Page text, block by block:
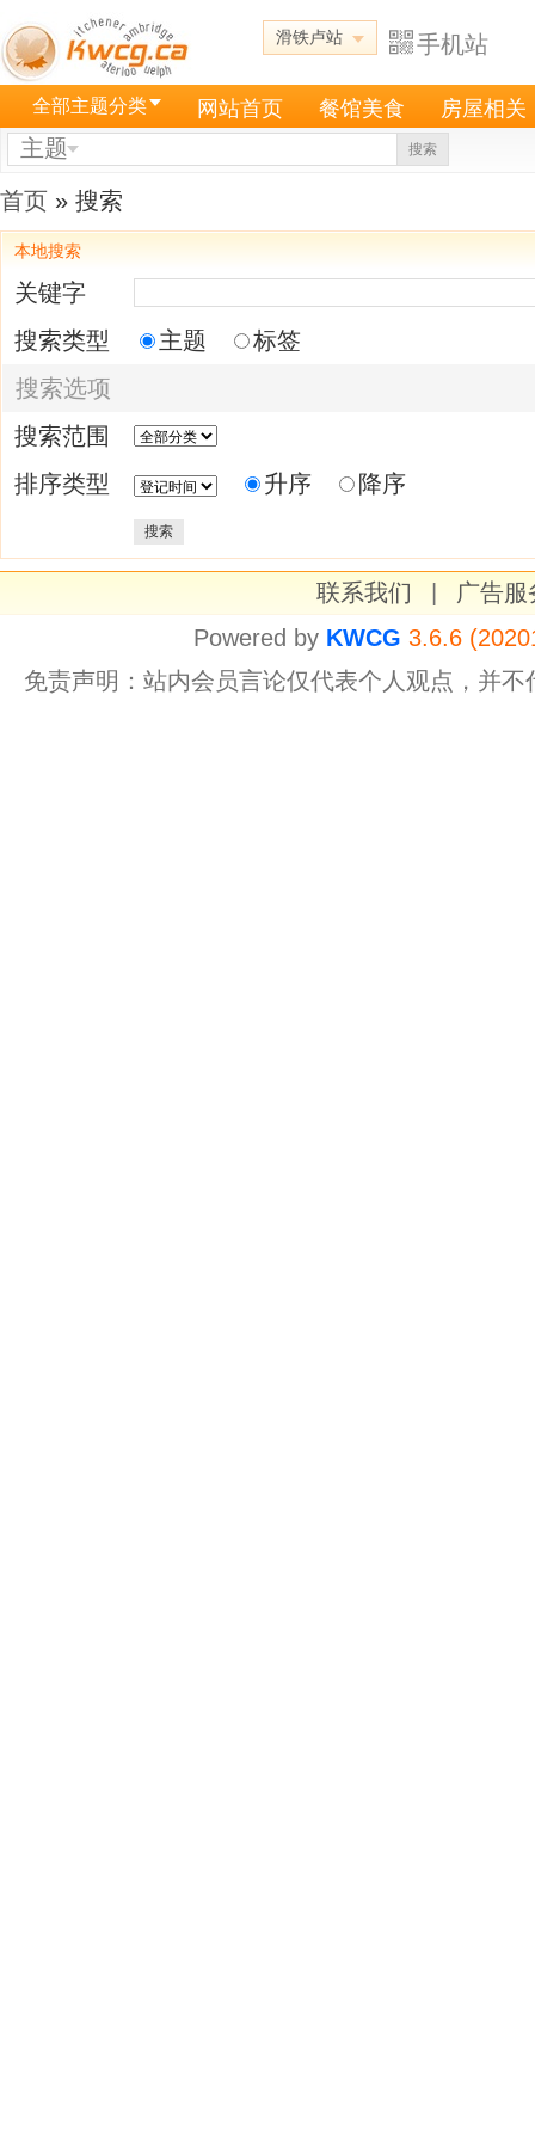
滑铁卢站 手机站
全部主题分类 网站首页 餐馆美食 房屋相关
主题 搜索
首页 » 搜索
本地搜索
关键字
搜索类型
主题
标签
搜索选项
搜索范围
排序类型
升序 降序
搜索
联系我们
广告服
Powered by KWCG 3.6.6
免责声明：站内会员言论仅代表个人观点，并